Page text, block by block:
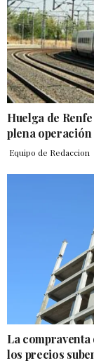
Huelga de
plena operación
Equipo de Redaccion
La
los precios